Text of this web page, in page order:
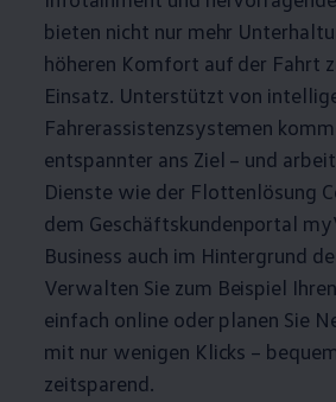
bieten nicht nur mehr
höheren Komfort auf der Fahrt
Einsatz. Unterstützt von
Fahrerassistenzsystemen
entspannter ans Ziel – und
Dienste wie der Flottenlösung
dem Geschäftskundenportal
Business auch im Hintergrund
Verwalten Sie zum Beispiel Ihren
einfach online oder planen Sie
mit nur wenigen Klicks –
zeitsparend.